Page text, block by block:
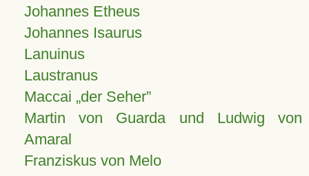
Johannes Etheus
Johannes Isaurus
Lanuinus
Laustranus
Maccai „der Seher”
Martin von Guarda und Ludwig von
Amaral
Franziskus von Melo